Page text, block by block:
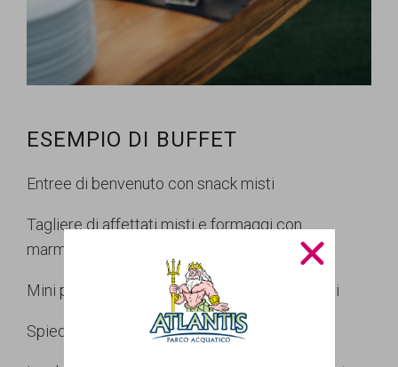
ESEMPIO DI BUFFET
Entree di benvenuto con snack misti
Tagliere di affettati misti e formaggi con
marmellate
Mini panini farciti misti/tramezzini farciti misti
Spiedini pomodoro e mozzarella